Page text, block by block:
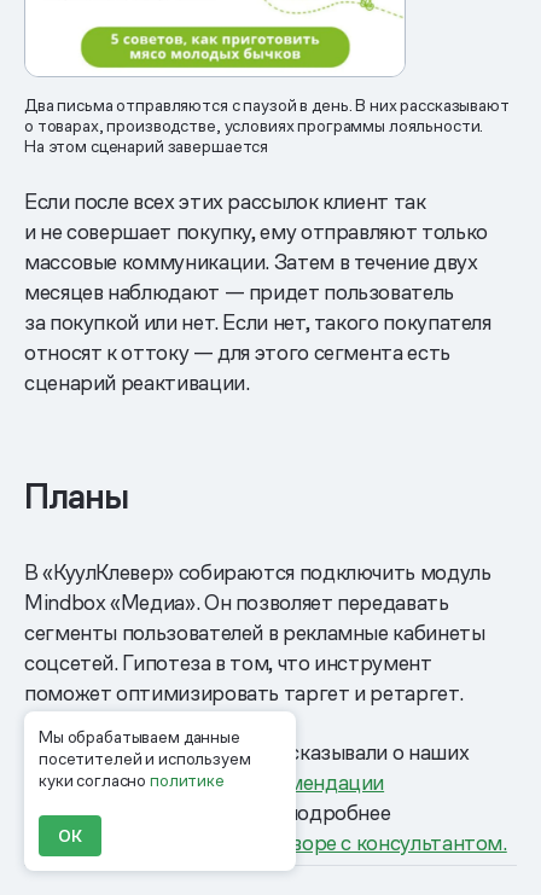
Мы обрабатываем данные
посетителей и используем
куки согласнополитике
ОК
Два письма отправляются с паузой в день. В них рассказывают
о товарах, производстве, условиях программы лояльности.
На этом сценарий завершается
Если после всех этих рассылок клиент так
и не совершает покупку, ему отправляют только
массовые коммуникации. Затем в течение двух
месяцев наблюдают — придет пользователь
за покупкой или нет. Если нет, такого покупателя
относят к оттоку — для этого сегмента есть
сценарий реактивации.
Планы
В «КуулКлевер» собираются подключить модуль
Mindbox «Медиа». Он позволяет передавать
сегменты пользователей в рекламные кабинеты
соцсетей. Гипотеза в том, что инструмент
поможет оптимизировать таргет и ретаргет.
P. S. В этой истории мы рассказывали о наших
продуктахРассылкии
Рекомендации
и ML. Узнайте о продуктах подробнее
на их страницах или
в разговоре с консультантом.